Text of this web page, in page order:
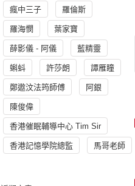
瘋中三子 羅倫斯
羅海憫 葉家寶
薛影儀 - 阿儀 藍精靈
蝌蚪 許莎朗 譚雁瞳
鄭遨汶法筠師傅 阿銀
陳俊偉
香港催眠輔導中心 Tim Sir
香港記憶學院總監 馬哥老師